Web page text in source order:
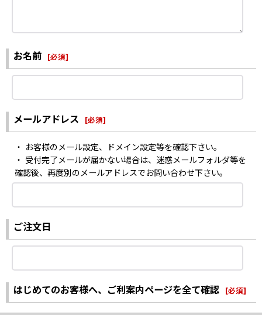
お名前 [必須]
メールアドレス [必須]
・ お客様のメール設定、ドメイン設定等を確認下さい。
・ 受付完了メールが届かない場合は、迷惑メールフォルダ等を
確認後、再度別のメールアドレスでお問い合わせ下さい。
ご注文日
はじめてのお客様へ、ご利案内ページを全て確認 [必須]